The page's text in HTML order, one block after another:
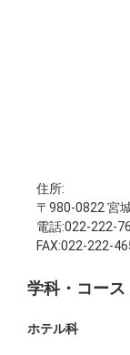
住所:
〒980-0822 宮
電話:022-222-
FAX:022-222-
学科・コース
ホテル科